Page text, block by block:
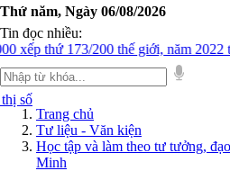
số
Thứ năm, Ngày 06/08/2026
Tin đọc nhiều:
173/200 thế giới, năm 2022 thay
Trang chủ
Tư liệu - Văn kiện
Học tập và làm theo tư tưởng,
Minh